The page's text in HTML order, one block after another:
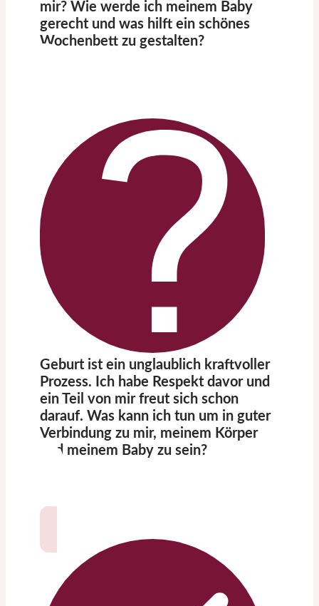
mir? Wie werde ich meinem Baby
gerecht und was hilft ein schönes
Wochenbett zu gestalten?
Geburt ist ein unglaublich kraftvoller
Prozess. Ich habe Respekt davor und
ein Teil von mir freut sich schon
darauf. Was kann ich tun um in guter
Verbindung zu mir, meinem Körper
und meinem Baby zu sein?